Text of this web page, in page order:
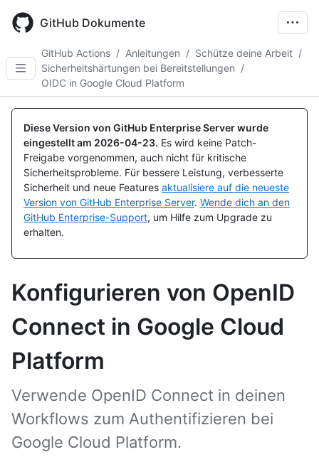
main
GitHub Dokumente
GitHub Actions / Anleitungen / Schütze deine Arbeit /
Sicherheitshärtungen bei Bereitstellungen /
OIDC in Google Cloud Platform
Diese Version von GitHub Enterprise Server wurde
eingestellt am 2026-04-23. Es wird keine Patch-
Freigabe vorgenommen, auch nicht für kritische
Sicherheitsprobleme. Für bessere Leistung, verbesserte
Sicherheit und neue Features aktualisiere auf die neueste
Version von GitHub Enterprise Server. Wende dich an den
GitHub Enterprise-Support, um Hilfe zum Upgrade zu
erhalten.
Konfigurieren von OpenID
Connect in Google Cloud
Platform
Verwende OpenID Connect in deinen
Workflows zum Authentifizieren bei
Google Cloud Platform.